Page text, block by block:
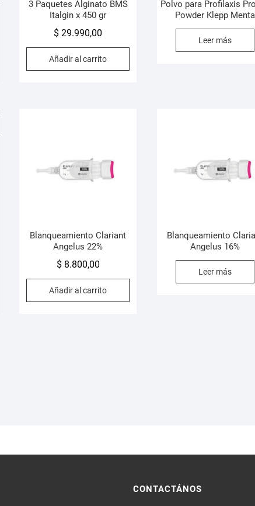
3 Paquetes Alginato BMS
Italgin x 450 gr
$ 29.990,00
Añadir al carrito
Polvo para Profilaxis
Powder Klepp Menta
Leer más
Blanqueamiento Clariant
Angelus 22%
$8.800,00
Añadir al carrito
Blanqueamiento
Angelus 16%
Leer más
CONTACTÁNOS